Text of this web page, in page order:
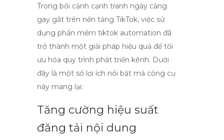
Trong bối cảnh cạnh tranh ngày càng
gay gắt trên nền tảng TikTok, việc sử
dụng phần mềm tiktok automation đã
trở thành một giải pháp hiệu quả để tối
ưu hóa quy trình phát triển kênh. Dưới
đây là một số lợi ích nổi bật mà công cụ
này mang lại:
Tăng cường hiệu suất
đăng tải nội dung